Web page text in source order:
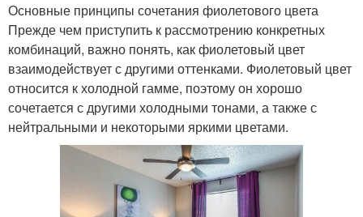
Основные принципы сочетания фиолетового цвета
Прежде чем приступить к рассмотрению конкретных
комбинаций, важно понять, как фиолетовый цвет
взаимодействует с другими оттенками. Фиолетовый цвет
относится к холодной гамме, поэтому он хорошо
сочетается с другими холодными тонами, а также с
нейтральными и некоторыми яркими цветами.